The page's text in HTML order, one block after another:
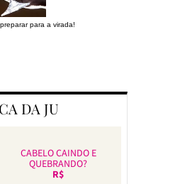
para a virada!
DA JU
CABELO CAINDO E
QUEBRANDO?
R$